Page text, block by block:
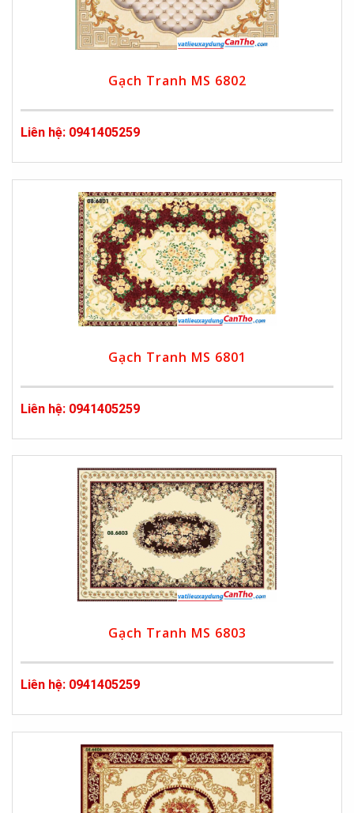
Gạch Tranh MS 6802
Liên hệ: 0941405259
Gạch Tranh MS 6801
Liên hệ: 0941405259
Gạch Tranh MS 6803
Liên hệ: 0941405259